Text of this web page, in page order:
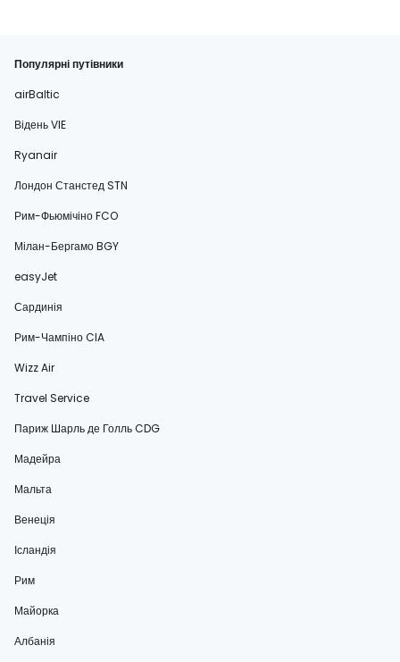
Популярні путівники
airBaltic
Відень VIE
Ryanair
Лондон Станстед STN
Рим-Фьюмічіно FCO
Мілан-Бергамо BGY
easyJet
Сардинія
Рим-Чампіно CIA
Wizz Air
Travel Service
Париж Шарль де Голль CDG
Мадейра
Мальта
Венеція
Ісландія
Рим
Майорка
Албанія